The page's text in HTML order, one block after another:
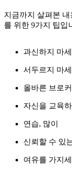
지금까지 살펴본
를 위한 9가지 팁입
과신하지 마
서두르지 마
올바른 브로
자신을 교육
연습, 많이
신뢰할 수 있
여유를 가지